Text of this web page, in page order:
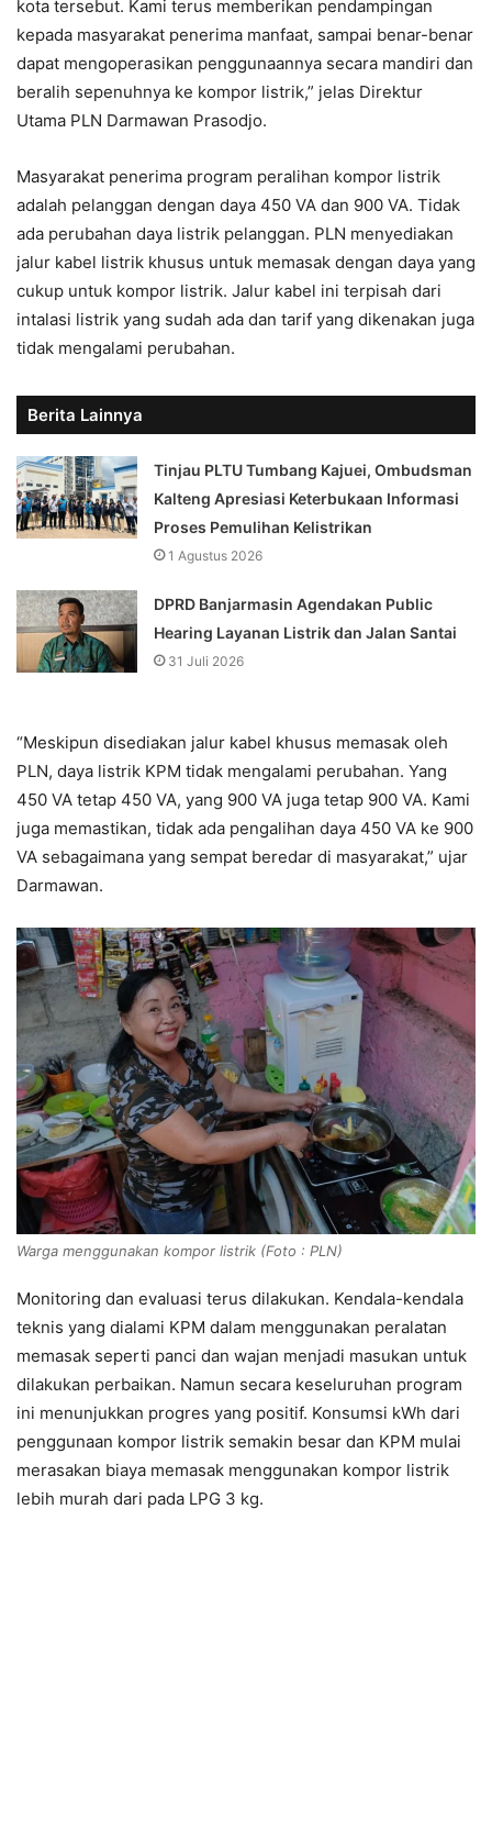
kota tersebut. Kami terus memberikan pendampingan
kepada masyarakat penerima manfaat, sampai benar-benar
dapat mengoperasikan penggunaannya secara mandiri dan
beralih sepenuhnya ke kompor listrik,” jelas Direktur
Utama PLN Darmawan Prasodjo.
Masyarakat penerima program peralihan kompor listrik
adalah pelanggan dengan daya 450 VA dan 900 VA. Tidak
ada perubahan daya listrik pelanggan. PLN menyediakan
jalur kabel listrik khusus untuk memasak dengan daya yang
cukup untuk kompor listrik. Jalur kabel ini terpisah dari
intalasi listrik yang sudah ada dan tarif yang dikenakan juga
tidak mengalami perubahan.
Berita Lainnya
Tinjau PLTU Tumbang Kajuei, Ombudsman
Kalteng Apresiasi Keterbukaan Informasi
Proses Pemulihan Kelistrikan
1 Agustus 2026
DPRD Banjarmasin Agendakan Public
Hearing Layanan Listrik dan Jalan Santai
31 Juli 2026
“Meskipun disediakan jalur kabel khusus memasak oleh
PLN, daya listrik KPM tidak mengalami perubahan. Yang
450 VA tetap 450 VA, yang 900 VA juga tetap 900 VA. Kami
juga memastikan, tidak ada pengalihan daya 450 VA ke 900
VA sebagaimana yang sempat beredar di masyarakat,” ujar
Darmawan.
Warga menggunakan kompor listrik (Foto : PLN)
Monitoring dan evaluasi terus dilakukan. Kendala-kendala
teknis yang dialami KPM dalam menggunakan peralatan
memasak seperti panci dan wajan menjadi masukan untuk
dilakukan perbaikan. Namun secara keseluruhan program
ini menunjukkan progres yang positif. Konsumsi kWh dari
penggunaan kompor listrik semakin besar dan KPM mulai
merasakan biaya memasak menggunakan kompor listrik
lebih murah dari pada LPG 3 kg.